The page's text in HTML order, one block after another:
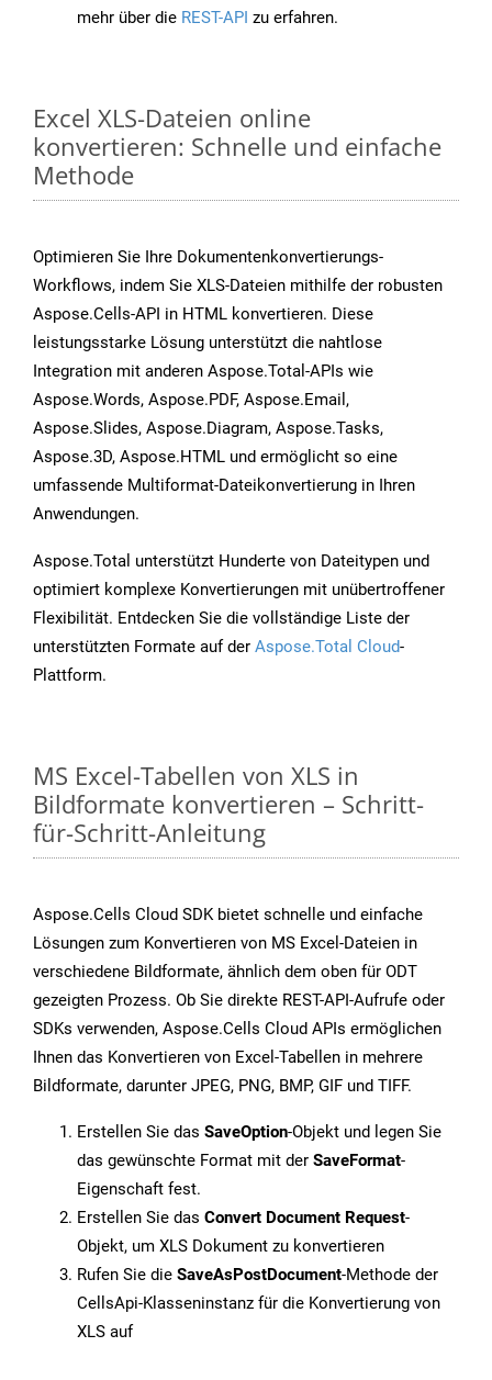
mehr über die REST-API zu erfahren.
Excel XLS-Dateien online
konvertieren: Schnelle und einfache
Methode
Optimieren Sie Ihre Dokumentenkonvertierungs-
Workflows, indem Sie XLS-Dateien mithilfe der robusten
Aspose.Cells-API in HTML konvertieren. Diese
leistungsstarke Lösung unterstützt die nahtlose
Integration mit anderen Aspose.Total-APIs wie
Aspose.Words, Aspose.PDF, Aspose.Email,
Aspose.Slides, Aspose.Diagram, Aspose.Tasks,
Aspose.3D, Aspose.HTML und ermöglicht so eine
umfassende Multiformat-Dateikonvertierung in Ihren
Anwendungen.
Aspose.Total unterstützt Hunderte von Dateitypen und
optimiert komplexe Konvertierungen mit unübertroffener
Flexibilität. Entdecken Sie die vollständige Liste der
unterstützten Formate auf der Aspose.Total Cloud-
Plattform.
MS Excel-Tabellen von XLS in
Bildformate konvertieren – Schritt-
für-Schritt-Anleitung
Aspose.Cells Cloud SDK bietet schnelle und einfache
Lösungen zum Konvertieren von MS Excel-Dateien in
verschiedene Bildformate, ähnlich dem oben für ODT
gezeigten Prozess. Ob Sie direkte REST-API-Aufrufe oder
SDKs verwenden, Aspose.Cells Cloud APIs ermöglichen
Ihnen das Konvertieren von Excel-Tabellen in mehrere
Bildformate, darunter JPEG, PNG, BMP, GIF und TIFF.
Erstellen Sie das SaveOption-Objekt und legen Sie
das gewünschte Format mit der SaveFormat-
Eigenschaft fest.
Erstellen Sie das Convert Document Request-
Objekt, um XLS Dokument zu konvertieren
Rufen Sie die SaveAsPostDocument-Methode der
CellsApi-Klasseninstanz für die Konvertierung von
XLS auf